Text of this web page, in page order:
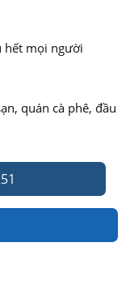
hết mọi người
quán cà phê, đầu